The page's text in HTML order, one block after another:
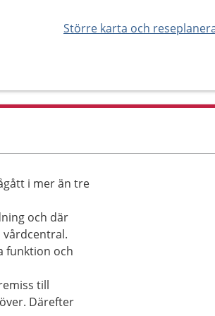
Större karta och
i mer än tre
och där
funktion och
till
Därefter